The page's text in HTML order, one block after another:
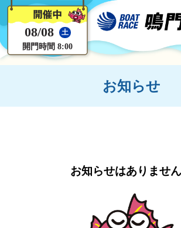
08/08 土
開門時間 8:00
お知らせ
お知らせはありません